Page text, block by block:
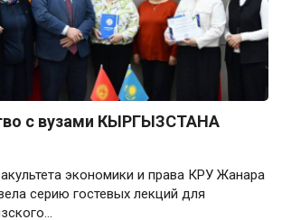
с вузами КЫРГЫЗСТАНА
экономики и права КРУ Жанара
серию гостевых лекций для